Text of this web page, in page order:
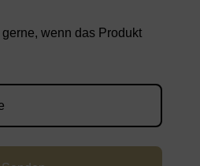
wenn das Produkt